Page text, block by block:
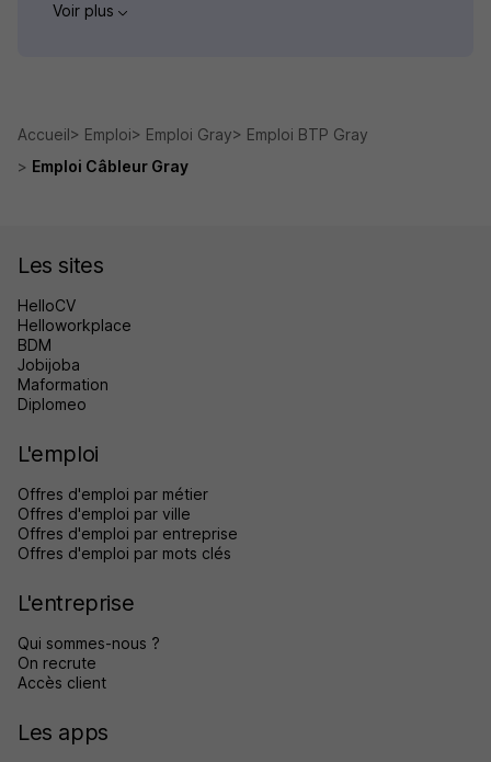
Voir plus
Accueil Emploi Emploi Gray
Emploi BTP Gray
Emploi Câbleur Gray
Les sites
HelloCV
Helloworkplace
BDM
Jobijoba
Maformation
Diplomeo
L'emploi
Offres d'emploi par métier
Offres d'emploi par ville
Offres d'emploi par entreprise
Offres d'emploi par mots clés
L'entreprise
Qui sommes-nous ?
On recrute
Accès client
Les apps